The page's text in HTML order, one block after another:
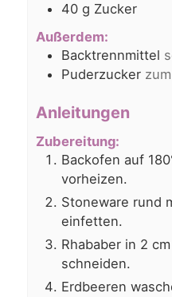
40 g Zucker
Außerdem:
Backtrennmittel
Puderzucker
Anleitungen
Zubereitung:
Backofen auf
vorheizen.
Stoneware rund
einfetten.
Rhababer in 2
schneiden.
Erdbeeren